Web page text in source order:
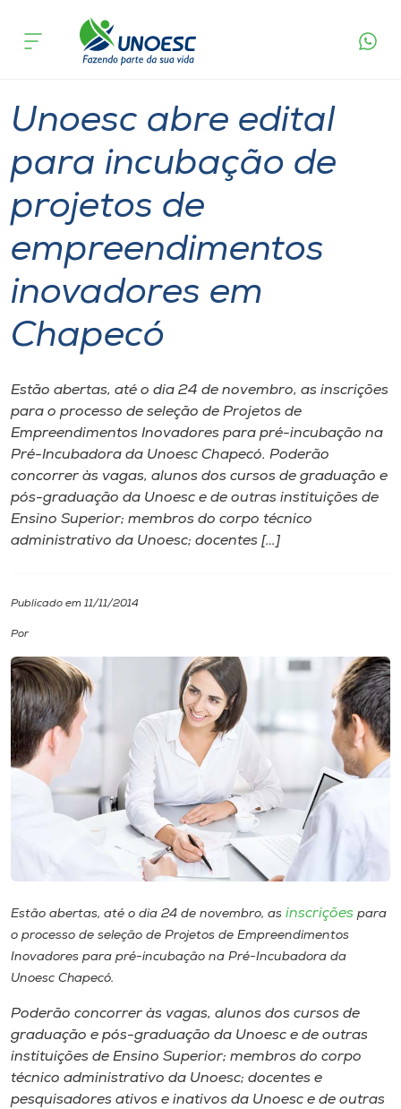
Cursos
Atendimento ao Estudante
Portal de Ensino
Unoesc
Internacionalização
I.nova
Diplomados
Cultura
CPA
Biblioteca
Editora
Rádio
Museu
Unoesc
Selecione
acontece
Unoesc abre edital
para incubação de
projetos de
empreendimentos
inovadores em
Chapecó
Estão abertas, até o dia 24 de novembro, as inscrições
para o processo de seleção de Projetos de
Empreendimentos Inovadores para pré-incubação na
Pré-Incubadora da Unoesc Chapecó. Poderão
concorrer às vagas, alunos dos cursos de graduação e
pós-graduação da Unoesc e de outras instituições de
Ensino Superior; membros do corpo técnico
administrativo da Unoesc; docentes […]
Publicado em 11/11/2014
Por
Estão abertas, até o dia 24 de novembro, as inscrições para
o processo de seleção de Projetos de Empreendimentos
Inovadores para pré-incubação na Pré-Incubadora da
Unoesc Chapecó.
Poderão concorrer às vagas, alunos dos cursos de
graduação e pós-graduação da Unoesc e de outras
instituições de Ensino Superior; membros do corpo
técnico administrativo da Unoesc; docentes e
pesquisadores ativos e inativos da Unoesc e de outras